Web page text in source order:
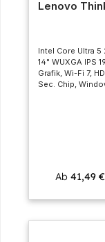
Lenovo
Intel Core Ultra 5
14" WUXGA IPS
Grafik, Wi-Fi 7,
Sec. Chip,
Ab41,49